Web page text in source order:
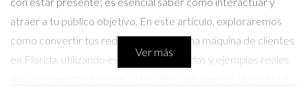
atraer a tu público objetivo. En este artículo, exploraremos
cómo convertir tus redes sociales en una máquina de clientes
en Florida, utilizando estrategias probadas y ejemplos reales
Ver más